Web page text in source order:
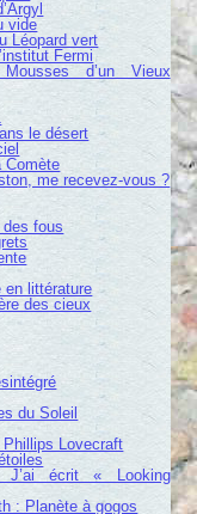
vide
Léopard vert
Fermi
d’un Vieux
le désert
Comète
me recevez-vous ?
des fous
en littérature
des cieux
du Soleil
Phillips Lovecraft
J’ai écrit « Looking
: Planète à gogos